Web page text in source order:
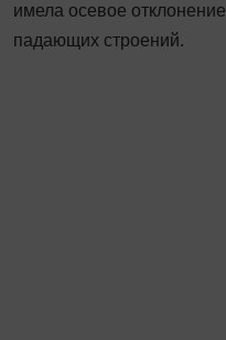
имела осевое
падающих строений.